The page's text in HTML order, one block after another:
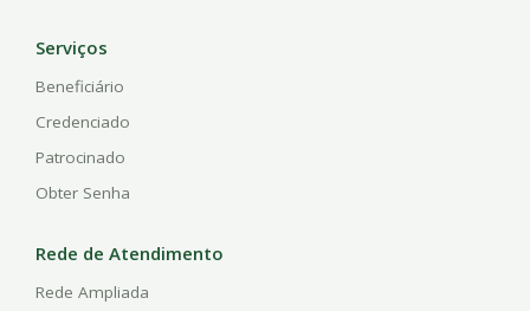
Serviços
Beneficiário
Credenciado
Patrocinado
Obter Senha
Rede de Atendimento
Rede Ampliada